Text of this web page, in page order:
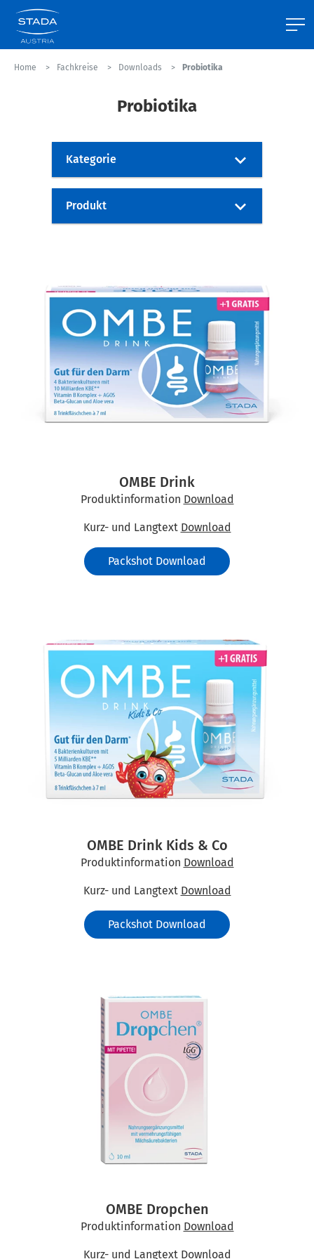
Home Fachkreise Downloads Probiotika
Probiotika
OMBE Drink
Produktinformation Download
Kurz- und Langtext Download
Packshot Download
OMBE Drink Kids & Co
Produktinformation Download
Kurz- und Langtext Download
Packshot Download
OMBE Dropchen
Produktinformation Download
Kurz- und Langtext Download